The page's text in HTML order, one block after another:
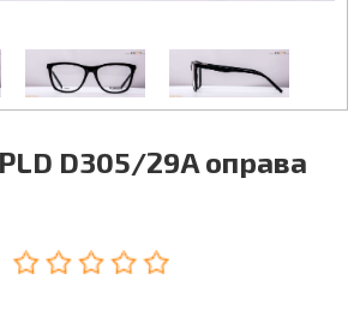
D305/29A оправа